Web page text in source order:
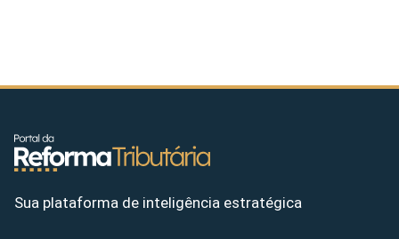
Sua plataforma de inteligência estratégica